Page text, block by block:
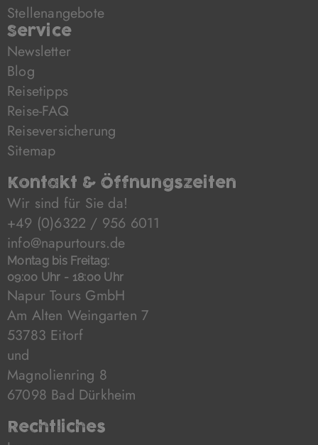
Bergformationen. Das hätten wir
schönes kleines Städchen, in dem
herumschlendern kann. Es gibt
denen man einige mit dem
gleichen Ticket besuchen kann.
Der Ausblick von Leuchtturm ist
auch shön, man konnte sogar die
Skyline von Buenos Aires sehen.
Busfahrt nach Jose Ignacio: total
komfortable Busse, mit
Klimaanlage, Toilette und fast
ein wenig Pech mit dem Wetter,
aber da steckt man halt nicht
drin. Das Hotel „La Viuda de
Jose Ignacio“ war prima. Es gab
Stellenangebote
Service
Newsletter
Blog
Reisetipps
Reise-FAQ
Reiseversicherung
Sitemap
Kontakt & Öffnungszeiten
Wir sind für Sie da!
+49 (0)6322 / 956 6011
info@napurtours.de
Montag bis Freitag:
09:00 Uhr - 18:00 Uhr
Napur Tours GmbH
Am Alten Weingarten 7
53783 Eitorf
und
Magnolienring 8
67098 Bad Dürkheim
Rechtliches